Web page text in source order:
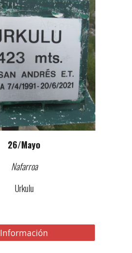
26/Mayo
Nafarroa
Urkulu
Información